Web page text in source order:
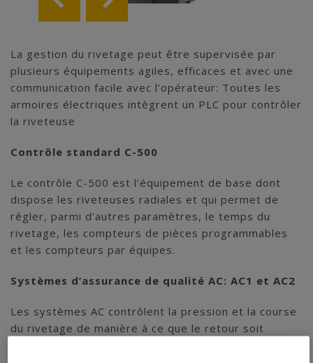
La gestion du rivetage peut être supervisée par
plusieurs équipements agiles, efficaces et avec une
communication facile avec l’opérateur: Toutes les
armoires électriques intègrent un PLC pour contrôler
la riveteuse
Contrôle standard C-500
Le contrôle C-500 est l’équipement de base dont
dispose les riveteuses radiales et qui permet de
régler, parmi d’autres paramètres, le temps du
rivetage, les compteurs de pièces programmables
et les compteurs par équipes.
Systèmes d’assurance de qualité AC: AC1 et AC2
Les systèmes AC contrôlent la pression et la course
du rivetage de manière à ce que le retour soit